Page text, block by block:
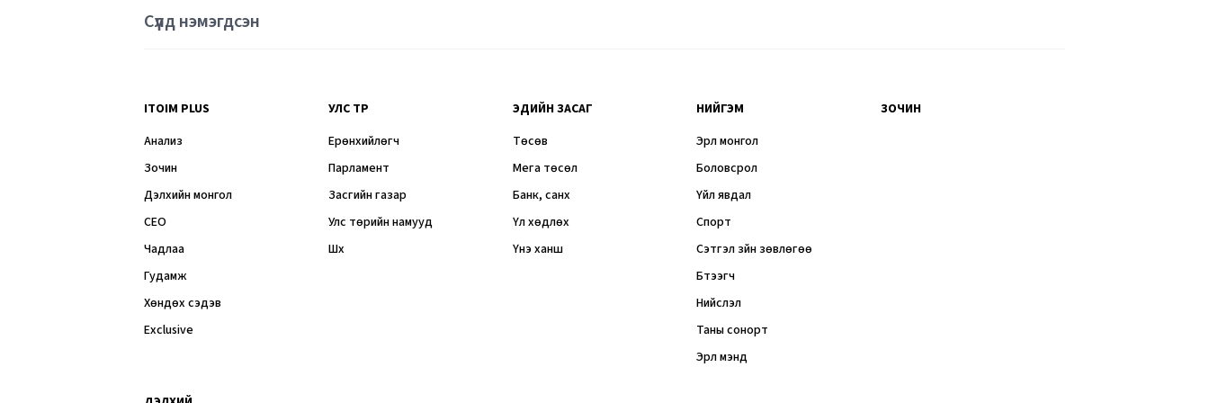
Сүүлд нэмэгдсэн
ITOIM PLUS
Анализ
Зочин
Дэлхийн монгол
CEO
Чадлаа
Гудамж
Хөндөх сэдэв
Exclusive
УЛС ТӨР
Ерөнхийлөгч
Парламент
Засгийн газар
Улс төрийн намууд
Шүүх
ЭДИЙН ЗАСАГ
Төсөв
Мега төсөл
Банк, санхүү
Үл хөдлөх
Үнэ ханш
НИЙГЭМ
Эрүүл монгол
Боловсрол
Үйл явдал
Спорт
Сэтгэл зүйн зөвлөгөө
Бүтээгч
Нийслэл
Таны сонорт
Эрүүл мэнд
ЗОЧИН